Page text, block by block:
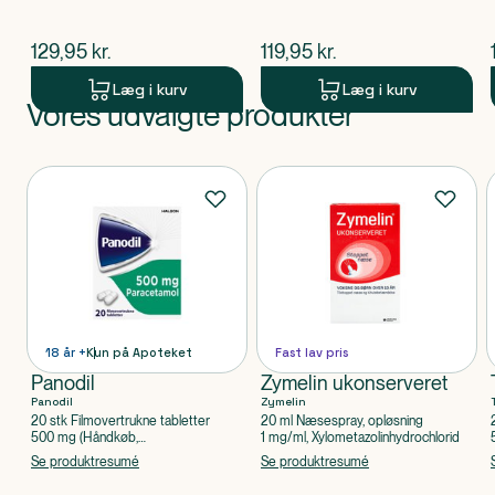
$nuværende pris
129,95 kr.
Læg i kurv
$nuværende pris
119,95 kr.
Læg i kurv
Produkt 1 af 0
Vores udvalgte produkter
Produkter
18 år +Kun på Apoteket
Panodil
Panodil
20 stk Filmovertrukne tabletter
500 mg (Håndkøb,
apoteksforbeholdt), Paracetamol
Se produktresumé
Fast lav pris
Zymelin ukonserveret
Zymelin
20 ml Næsespray, opløsning
1 mg/ml, Xylometazolinhydrochlorid
Se produktresumé